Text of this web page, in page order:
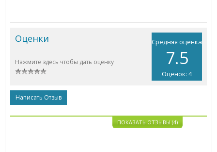
Средняя оценка
7.5
Оценок: 4
Оценки
Нажмите здесь чтобы дать оценку
Написать Отзыв
ПОКАЗАТЬ ОТЗЫВЫ (4)